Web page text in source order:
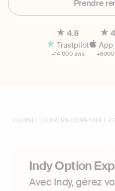
Prendre
4.8
Trustpilot
+14 000 avis
App
+6000
CABINET D'EXPERT-COMPTABLE /
Indy Option
Avec Indy, gérez